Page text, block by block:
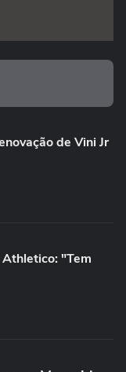
de Vini Jr
"Tem